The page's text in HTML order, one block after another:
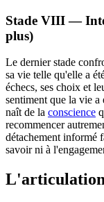
Stade VIII —
plus)
Le dernier stade
sa vie telle qu'elle a
échecs, ses choix et
sentiment que la vie a
naît de la conscience
recommencer
détachement informé
savoir ni à
L'articulation